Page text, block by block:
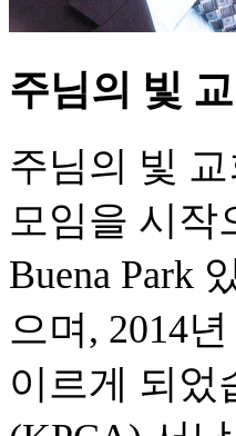
주님의 빛 교
주님의 빛
모임을 시작
Buena Park
으며, 2014
이르게 되었